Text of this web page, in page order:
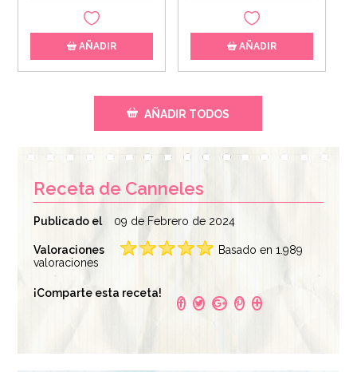
AÑADIR AÑADIR
AÑADIR TODOS
Receta de Canneles
Publicado el 09 de Febrero de 2024
Valoraciones
Basado en 1.989
valoraciones
¡Comparte esta receta!